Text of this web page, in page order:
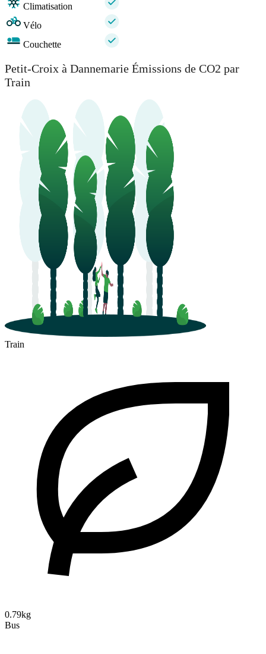
Climatisation
Vélo
Couchette
Petit-Croix à Dannemarie Émissions de CO2 par
Train
Train
0.79kg
Bus